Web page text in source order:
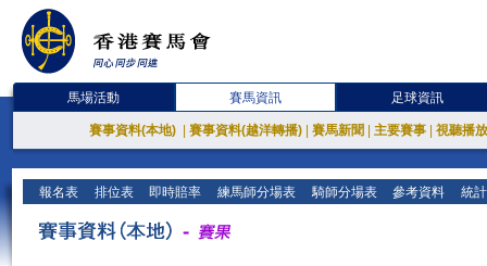
馬場活動 賽馬資訊 足球資訊
賽事資料(本地) 賽事資料(越洋轉播) 賽馬新聞 主要賽事 視聽播
報名表 排位表 即時賠率 練馬師分場表 騎師分場表 參考資料 統